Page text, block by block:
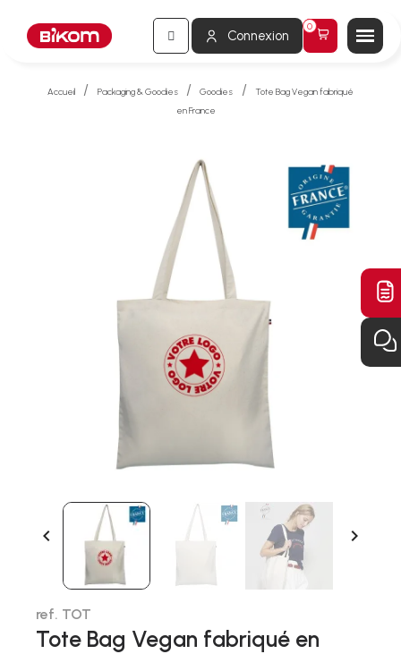
Connexion
Accueil Packaging & Goodies Goodies
Tote Bag Vegan fabriqué
en France
 
ref. TOT
Tote Bag Vegan fabriqué en